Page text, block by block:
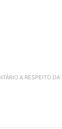
A RESPEITO